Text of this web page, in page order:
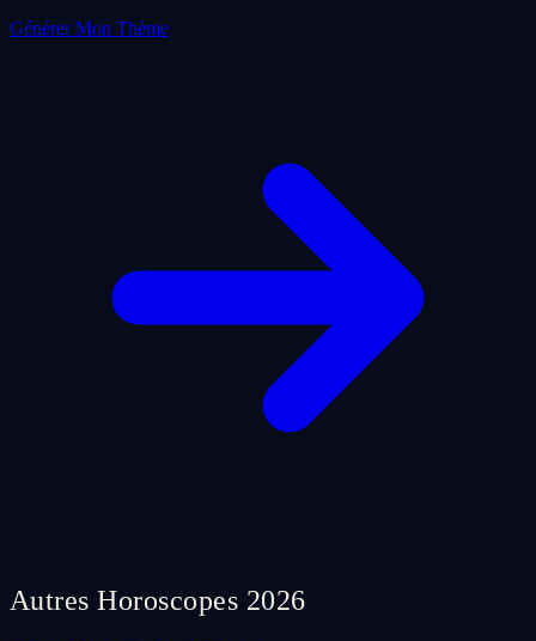
Générer Mon Thème
Autres Horoscopes 2026